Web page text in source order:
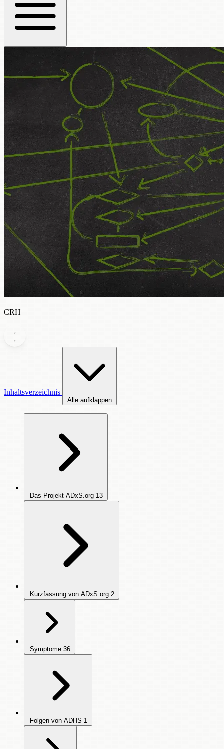
CRH
Inhaltsverzeichnis
Alle aufklappen
Das Projekt ADxS.org 13
Kurzfassung von ADxS.org 2
Symptome 36
Folgen von ADHS 1